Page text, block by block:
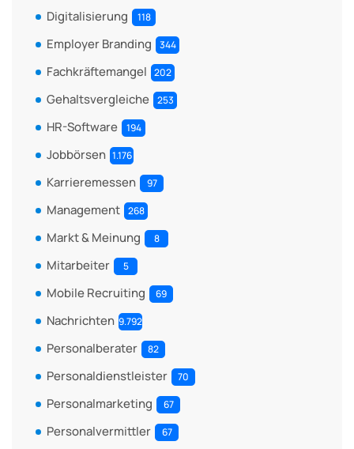
Digitalisierung 118
Employer Branding 344
Fachkräftemangel 202
Gehaltsvergleiche 253
HR-Software 194
Jobbörsen 1.176
Karrieremessen 97
Management 268
Markt & Meinung 8
Mitarbeiter 5
Mobile Recruiting 69
Nachrichten 9.792
Personalberater 82
Personaldienstleister 70
Personalmarketing 67
Personalvermittler 67